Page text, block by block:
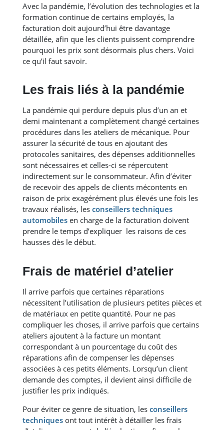
Avec la pandémie, l’évolution des technologies et la
formation continue de certains employés, la
facturation doit aujourd’hui être davantage
détaillée, afin que les clients puissent comprendre
pourquoi les prix sont désormais plus chers. Voici
ce qu’il faut savoir.
Les frais liés à la pandémie
La pandémie qui perdure depuis plus d’un an et
demi maintenant a complètement changé certaines
procédures dans les ateliers de mécanique. Pour
assurer la sécurité de tous en ajoutant des
protocoles sanitaires, des dépenses additionnelles
sont nécessaires et celles-ci se répercutent
indirectement sur le consommateur. Afin d’éviter
de recevoir des appels de clients mécontents en
raison de prix exagérément plus élevés une fois les
travaux réalisés, les conseillers techniques
automobiles en charge de la facturation doivent
prendre le temps d’expliquer les raisons de ces
hausses dès le début.
Frais de matériel d’atelier
Il arrive parfois que certaines réparations
nécessitent l’utilisation de plusieurs petites pièces et
de matériaux en petite quantité. Pour ne pas
compliquer les choses, il arrive parfois que certains
ateliers ajoutent à la facture un montant
correspondant à un pourcentage du coût des
réparations afin de compenser les dépenses
associées à ces petits éléments. Lorsqu’un client
demande des comptes, il devient ainsi difficile de
justifier les prix indiqués.
Pour éviter ce genre de situation, les conseillers
techniques ont tout intérêt à détailler les frais